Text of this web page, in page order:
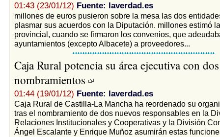
01:43 (23/01/12) Fuente: laverdad.es
millones de euros pusieron sobre la mesa las dos
plasmar sus acuerdos con la Diputación. millones estimó
provincial, cuando se firmaron los convenios, que
ayuntamientos (excepto Albacete) a proveedores...
Caja Rural potencia su área ejecutiva con
nombramientos
01:44 (19/01/12) Fuente: laverdad.es
Caja Rural de Castilla-La Mancha ha reordenado su
tras el nombramiento de dos nuevos responsables en la
Relaciones Institucionales y Cooperativas y la División
Ángel Escalante y Enrique Muñoz asumirán estas